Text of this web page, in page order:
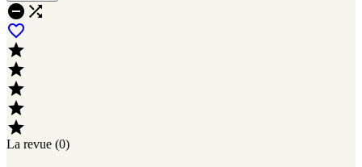
 






La revue (0)